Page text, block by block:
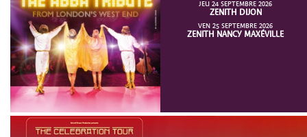
JEU 24 SEPTEMBRE 2026
ZENITH DIJON
VEN 25 SEPTEMBRE 2026
ZENITH NANCY MAXÉVILLE